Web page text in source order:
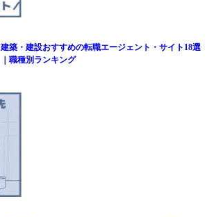
建築・建設おすすめの転職エージェント・サイト18選
｜職種別ランキング